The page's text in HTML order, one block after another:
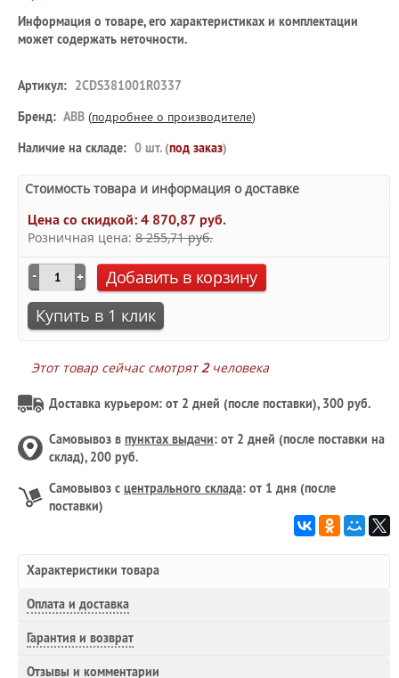
Информация о товаре, его характеристиках и комплектации
может содержать неточности.
Артикул: 2CDS381001R0337
Бренд: ABB (подробнее о производителе)
Наличие на складе: 0 шт. (под заказ)
Стоимость товара и информация о доставке
Цена со скидкой:4 870,87 руб.
Розничная цена: 8 255,71 руб.
Добавить в корзину
Купить в 1 клик
Этот товар сейчас смотрят2человека
Доставка курьером: от 2 дней (после поставки), 300 руб.
Самовывоз в пунктах выдачи: от 2 дней (после поставки на
склад), 200 руб.
Самовывоз с центрального склада: от 1 дня (после
поставки)
Характеристики товара
Оплата и доставка
Гарантия и возврат
Отзывы и комментарии